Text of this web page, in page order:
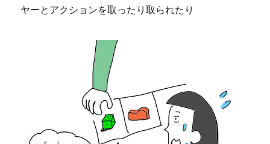
ヤーとアクションを取ったり取られたり